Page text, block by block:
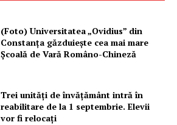
(Foto) Universitatea „Ovidius” din
Constanța găzduiește cea mai mare
Școală de Vară Româno-Chineză
Trei unități de învățământ intră în
reabilitare de la 1 septembrie. Elevii
vor fi relocați